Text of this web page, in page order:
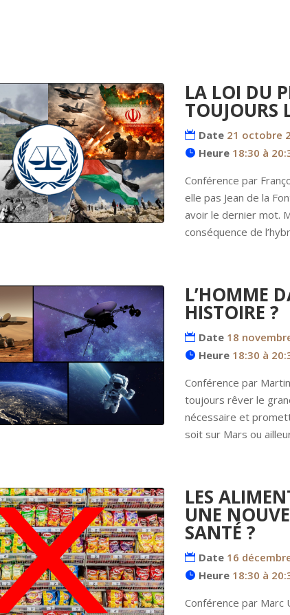
LA LOI DU
TOUJOURS
Date 21 octobre
Heure 18:30 à
Conférence par
elle pas Jean de la
avoir le dernier mot.
conséquence de
L’HOMME
HISTOIRE ?
Date 18
Heure 18:30 à
Conférence par
toujours rêver le
nécessaire et
soit sur Mars ou
LES
UNE
SANTÉ ?
Date 16
Heure 18:30 à
Conférence par Marc